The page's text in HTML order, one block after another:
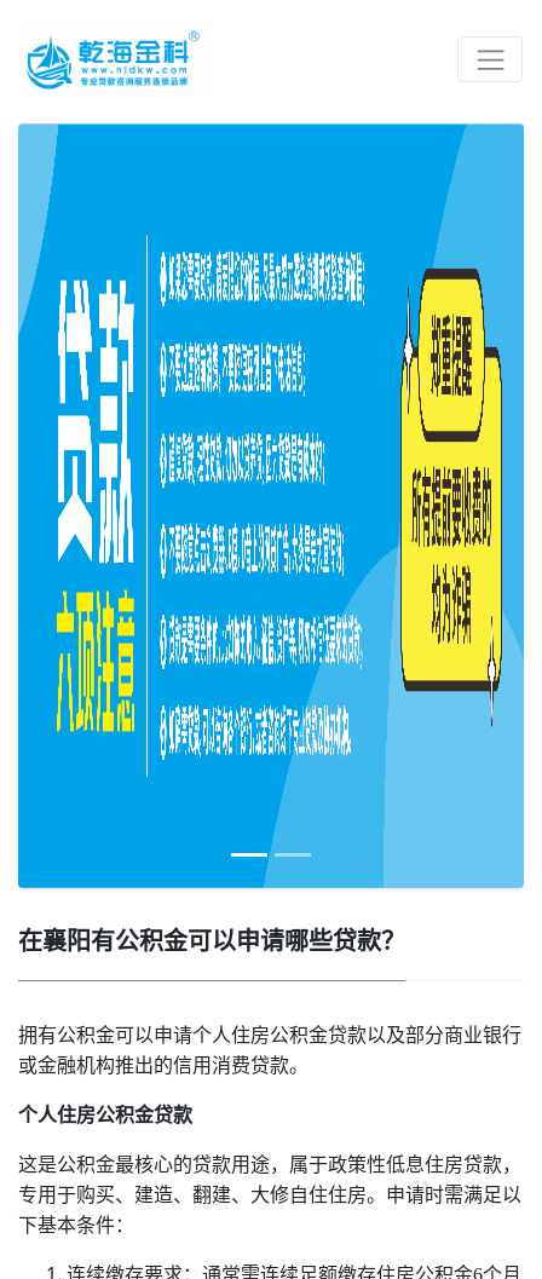
在襄阳有公积金可以申请哪些贷款？
拥有公积金可以申请‌‌个人住房公积金贷款‌以及部分商业银行
或金融机构推出的‌‌信用消费贷款‌。‌
个人住房公积金贷款
这是公积金最核心的贷款用途，属于政策性低息住房贷款，
专用于购买、建造、翻建、大修自住住房。申请时需满足以
下基本条件：‌‌
连续缴存要求‌：通常需连续足额缴存住房公积金6个月